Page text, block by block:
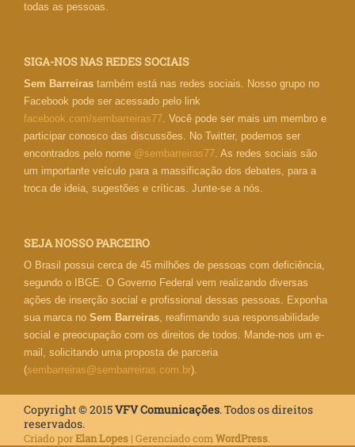
todas as pessoas.
SIGA-NOS NAS REDES SOCIAIS
Sem Barreiras também está nas redes sociais. Nosso grupo no
Facebook pode ser acessado pelo link
facebook.com/sembarreiras77. Você pode ser mais um membro e
participar conosco das discussões. No Twitter, podemos ser
encontrados pelo nome @sembarreiras77. As redes sociais são
um importante veículo para a massificação dos debates, para a
troca de ideia, sugestões e críticas. Junte-se a nós.
SEJA NOSSO PARCEIRO
O Brasil possui cerca de 45 milhões de pessoas com deficiência,
segundo o IBGE. O Governo Federal vem realizando diversas
ações de inserção social e profissional dessas pessoas. Exponha
sua marca no Sem Barreiras, reafirmando sua responsabilidade
social e preocupação com os direitos de todos. Mande-nos um e-
mail, solicitando uma proposta de parceria
(sembarreiras@sembarreiras.com.br).
Copyright © 2015VFV Comunicações. Todos os direitos
reservados.
Criado porElan Lopes | Gerenciado comWordPress.